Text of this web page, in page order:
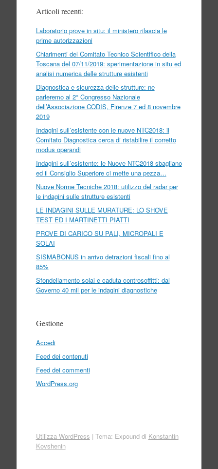
Articoli recenti:
Laboratorio prove in situ: il ministero rilascia le
prime autorizzazioni
Chiarimenti del Comitato Tecnico Scientifico della
Toscana del 07/11/2019: sperimentazione in situ ed
analisi numerica delle strutture esistenti
Diagnostica e sicurezza delle strutture: ne
parleremo al 2° Congresso Nazionale
dell’Associazione CODIS, Firenze 7 ed 8 novembre
2019
Indagini sull’esistente con le nuove NTC2018: il
Comitato Diagnostica cerca di ristabilire il corretto
modus operandi
Indagini sull’esistente: le Nuove NTC2018 sbagliano
ed il Consiglio Superiore ci mette una pezza…
Nuove Norme Tecniche 2018: utilizzo del radar per
le indagini sulle strutture esistenti
LE INDAGINI SULLE MURATURE: LO SHOVE
TEST ED I MARTINETTI PIATTI
PROVE DI CARICO SU PALI, MICROPALI E
SOLAI
SISMABONUS in arrivo detrazioni fiscali fino al
85%
Sfondellamento solai e caduta controsoffitti: dal
Governo 40 mil per le indagini diagnostiche
Gestione
Accedi
Feed dei contenuti
Feed dei commenti
WordPress.org
Utilizza WordPress | Tema: Expound di Konstantin
Kovshenin